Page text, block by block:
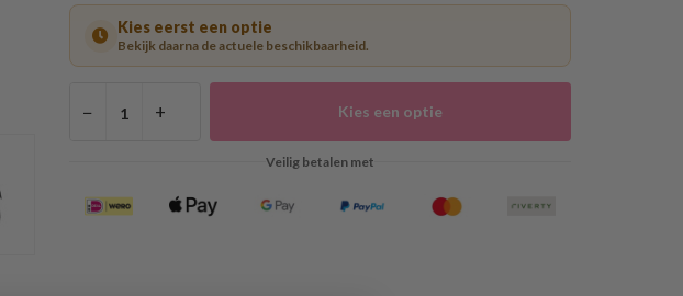
Kies eerst een optie
Bekijk daarna de actuele beschikbaarheid.
− + Kies een optie
Veilig betalen met